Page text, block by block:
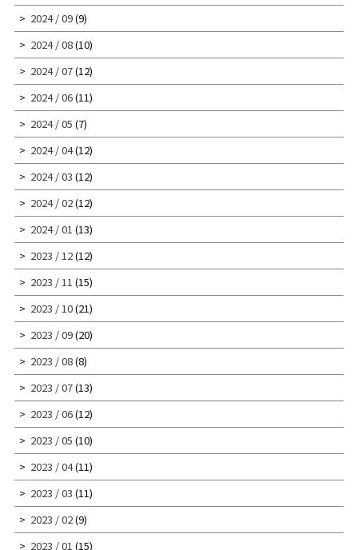
2024 / 09(9)
2024 / 08(10)
2024 / 07(12)
2024 / 06(11)
2024 / 05 (7)
2024 / 04(12)
2024 / 03 (12)
2024 / 02(12)
2024 / 01 (13)
2023 / 12(12)
2023 / 11 (15)
2023 / 10(21)
2023 / 09(20)
2023 / 08(8)
2023 / 07(13)
2023 / 06(12)
2023 / 05 (10)
2023 / 04(11)
2023 / 03 (11)
2023 / 02(9)
2023 / 01 (15)